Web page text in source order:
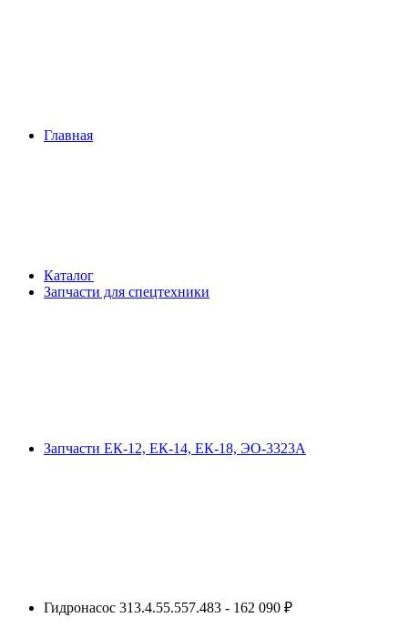
Главная
Каталог
Запчасти для спецтехники
Запчасти ЕК-12, ЕК-14, ЕК-18, ЭО-3323А
Гидронасос 313.4.55.557.483 - 162 090 ₽